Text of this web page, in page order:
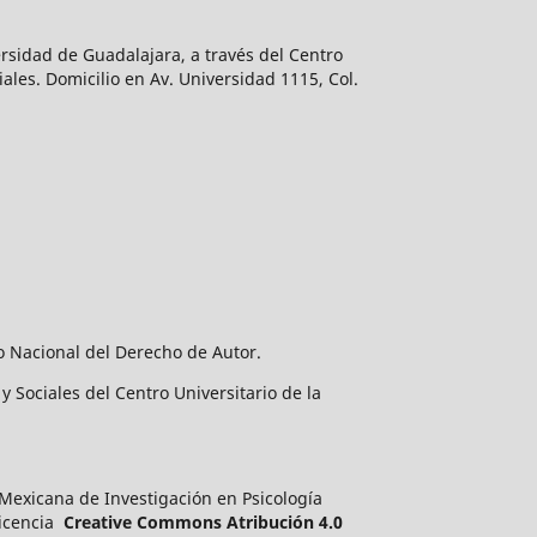
de Guadalajara, a través del Centro
Domicilio en Av. Universidad 1115, Col.
Nacional del Derecho de Autor.
Sociales del Centro Universitario de la
de Investigación en Psicología
Creative Commons Atribución 4.0